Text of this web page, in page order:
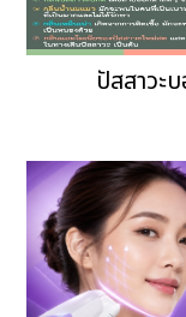
ปัสสาวะ